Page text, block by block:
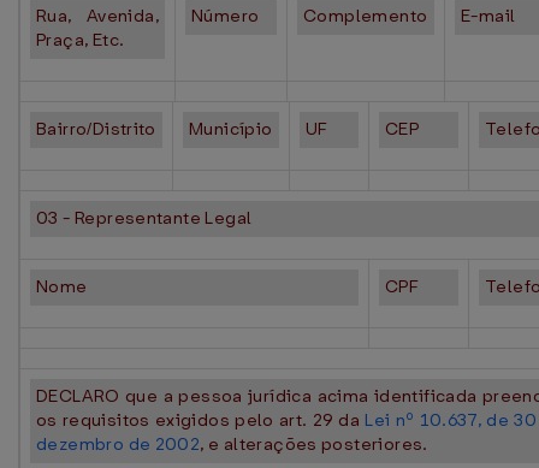
Rua, Avenida,
Praça, Etc.
Número Complemento E-mail
Bairro/Distrito Município UF CEP
03 - Representante Legal
Nome CPF
DECLARO que a pessoa jurídica acima identificada
os requisitos exigidos pelo art. 29 da Lei nº 10.637, de
dezembro de 2002, e alterações posteriores.